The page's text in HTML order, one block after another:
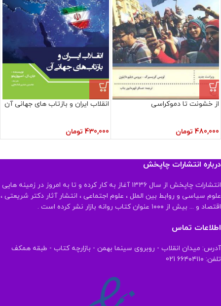
از خشونت تا دموکراسی
480,000 تومان
انقلاب ایران و بازتاب های جهانی آن
430,000 تومان
درباره انتشارات چاپخش
انتشارات چاپخش از سال ۱۳۳۶ آغاز به کار کرده و تا به امروز در زمینه هایی
علوم سیاسی و روابط بین الملل ، علوم اجتماعی ، انتشار آثار دکتر شریعتی ،
اقتصاد و ... بیش از ۱۰۰۰ عنوان کتاب روانه بازار نشر کرده است .
اطلاعات تماس
آدرس: میدان انقلاب - روبروی سینما بهمن - بازارچه کتاب - طبقه همکف
تلفن: ۶۶۴۰۴۱۱۰ 021